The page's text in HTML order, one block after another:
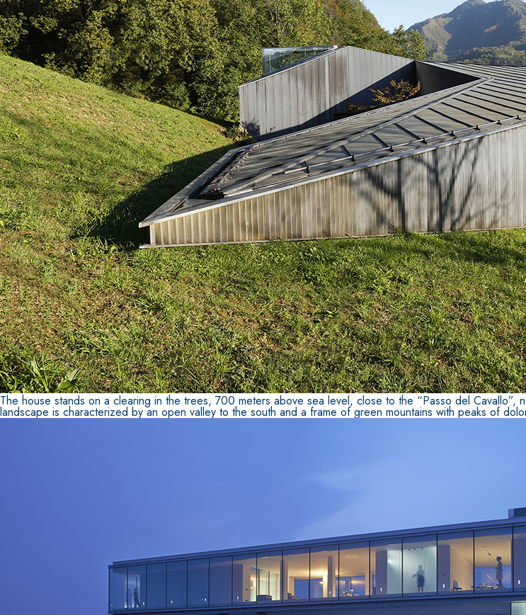
The house stands on a clearing in the trees, 700 meters above sea level, close to the “Passo del
landscape is characterized by an open valley to the south and a frame of green mountains with peaks of